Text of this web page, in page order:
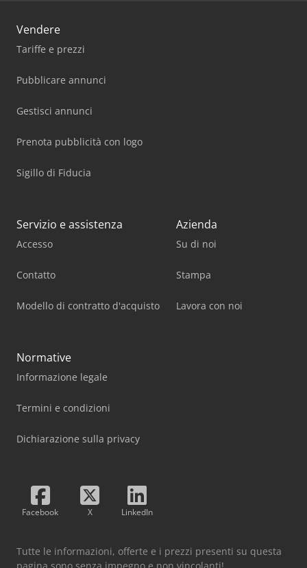
Vendere
Tariffe e prezzi
Pubblicare annunci
Gestisci annunci
Prenota pubblicità con logo
Sigillo di Fiducia
Servizio e assistenza
Accesso
Contatto
Modello di contratto d'acquisto
Azienda
Su di noi
Stampa
Lavora con noi
Normative
Informazione legale
Termini e condizioni
Dichiarazione sulla privacy
Facebook X LinkedIn
Tutte le informazioni, offerte e i prezzi presenti su questa